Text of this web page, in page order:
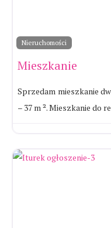
Nieruchomości
Mieszkanie
Sprzedam mieszkanie
– 37 m ². Mieszkanie do